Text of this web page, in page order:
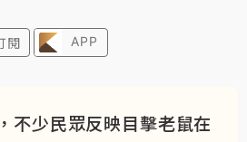
閱 APP
不少民眾反映目擊老鼠在